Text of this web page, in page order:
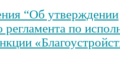
“Об утверждении
регламента по